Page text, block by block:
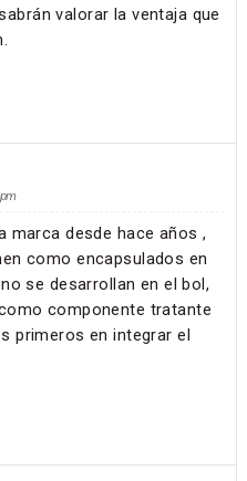
valorar la ventaja que
marca desde hace años ,
como encapsulados en
se desarrollan en el bol,
componente tratante
primeros en integrar el